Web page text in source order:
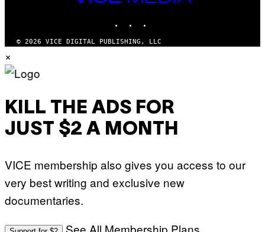
MEDIA
© 2026 VICE DIGITAL PUBLISHING, LLC
×
KILL THE ADS FOR
JUST $2 A MONTH
VICE membership also gives you access to our
very best writing and exclusive new
documentaries.
See All Membership Plans